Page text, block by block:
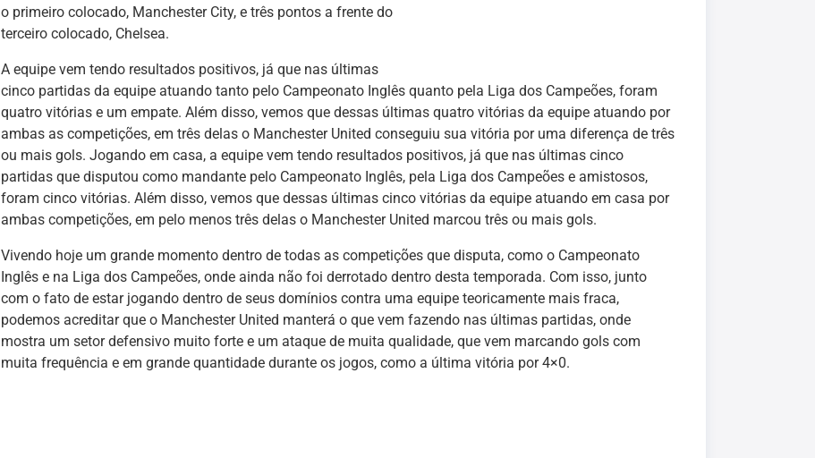
o primeiro colocado, Manchester City, e três pontos a frente do
terceiro colocado, Chelsea.
A equipe vem tendo resultados positivos, já que nas últimas
cinco partidas da equipe atuando tanto pelo Campeonato Inglês quanto pela Liga dos Campeões, foram
quatro vitórias e um empate. Além disso, vemos que dessas últimas quatro vitórias da equipe atuando por
ambas as competições, em três delas o Manchester United conseguiu sua vitória por uma diferença de três
ou mais gols. Jogando em casa, a equipe vem tendo resultados positivos, já que nas últimas cinco
partidas que disputou como mandante pelo Campeonato Inglês, pela Liga dos Campeões e amistosos,
foram cinco vitórias. Além disso, vemos que dessas últimas cinco vitórias da equipe atuando em casa por
ambas competições, em pelo menos três delas o Manchester United marcou três ou mais gols.
Vivendo hoje um grande momento dentro de todas as competições que disputa, como o Campeonato
Inglês e na Liga dos Campeões, onde ainda não foi derrotado dentro desta temporada. Com isso, junto
com o fato de estar jogando dentro de seus domínios contra uma equipe teoricamente mais fraca,
podemos acreditar que o Manchester United manterá o que vem fazendo nas últimas partidas, onde
mostra um setor defensivo muito forte e um ataque de muita qualidade, que vem marcando gols com
muita frequência e em grande quantidade durante os jogos, como a última vitória por 4×0.